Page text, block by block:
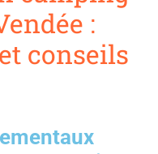
:
conseils